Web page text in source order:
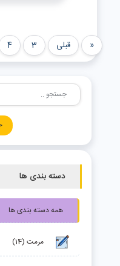
دسته بندی ها
همه دسته بندی ها
مرمت (14)
« قبلی 3
4